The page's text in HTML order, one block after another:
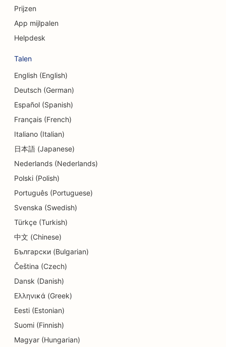
SEO voor delicatessenzaken
SEO voor schuldbemiddelingsdiensten
SEO voor valutawisseldiensten
SEO voor dermabrasiediensten
SEO voor kinderdagverblijven
SEO voor tandheelkundige klinieken
SEO voor detailwinkels
SEO voor cupcakewinkels
SEO voor onderwijs en kinderopvang
SEO voor elektriciens
SEO voor stomerijen
SEO voor elektronicawinkels
SEO voor ingenieursbureaus
Prijzen
App mijlpalen
Helpdesk
Talen
English (English)
Deutsch (German)
Español (Spanish)
Français (French)
Italiano (Italian)
日本語 (Japanese)
Nederlands (Nederlands)
Polski (Polish)
Português (Portuguese)
Svenska (Swedish)
Türkçe (Turkish)
中文 (Chinese)
Български (Bulgarian)
Čeština (Czech)
Dansk (Danish)
Ελληνικά (Greek)
Eesti (Estonian)
Suomi (Finnish)
Magyar (Hungarian)